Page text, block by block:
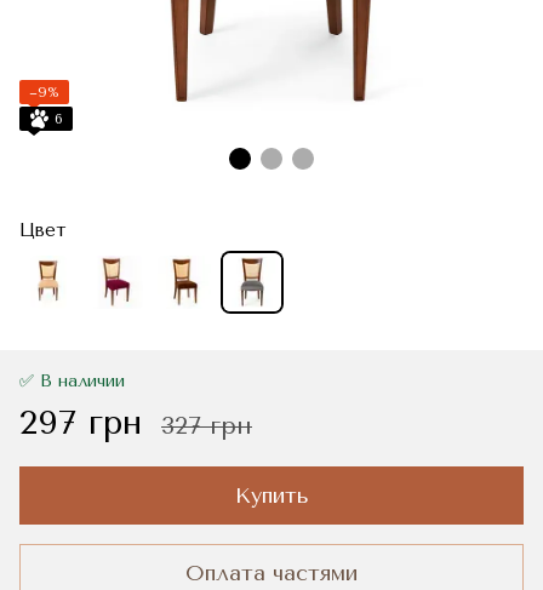
−9%
6
Цвет
✅ В наличии
297 грн 327 грн
Купить
Оплата частями